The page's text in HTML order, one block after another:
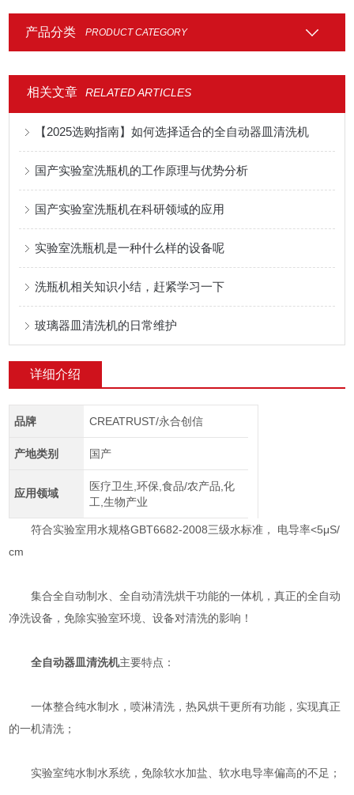
产品分类 PRODUCT CATEGORY
相关文章 RELATED ARTICLES
【2025选购指南】如何选择适合的全自动器皿清洗机
国产实验室洗瓶机的工作原理与优势分析
国产实验室洗瓶机在科研领域的应用
实验室洗瓶机是一种什么样的设备呢
洗瓶机相关知识小结，赶紧学习一下
玻璃器皿清洗机的日常维护
详细介绍
品牌 CREATRUST/永合创信
产地类别 国产
应用领域
医疗卫生,环保,食品/农产品,化
工,生物产业
符合实验室用水规格GBT6682-2008三级水标准， 电导率<5μS/
cm
集合全自动制水、全自动清洗烘干功能的一体机，真正的全自动
净洗设备，免除实验室环境、设备对清洗的影响！
全自动器皿清洗机主要特点：
一体整合纯水制水，喷淋清洗，热风烘干更所有功能，实现真正
的一机清洗；
实验室纯水制水系统，免除软水加盐、软水电导率偏高的不足；